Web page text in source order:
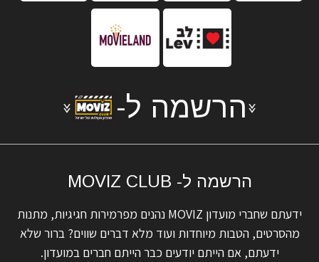
הרשמה ל-
הרשמה ל- MOVIZ CLUB
ידעתם שחברי מועדון MOVIZ נהנים מפרמירות חגיגיות, מתנות
מהסרטים, הטבות מיוחדות ועוד מלא דברים שווים? ברור שלא
ידעתם, אם הייתם יודעים כבר הייתם חברים במועדון.